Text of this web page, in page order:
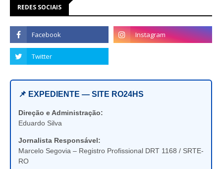
REDES SOCIAIS
📌 EXPEDIENTE — SITE RO24HS
Direção e Administração:
Eduardo Silva
Jornalista Responsável:
Marcelo Segovia – Registro Profissional DRT 1168 / SRTE-
RO